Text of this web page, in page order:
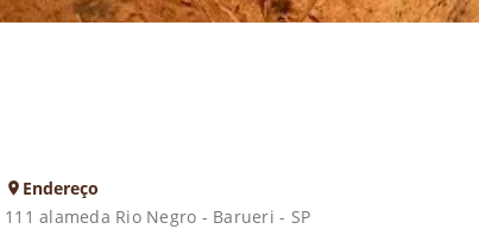
Endereço
111 alameda Rio Negro - Barueri - SP